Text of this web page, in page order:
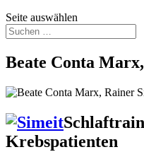
Seite auswählen
Beate Conta
Krebspatienten